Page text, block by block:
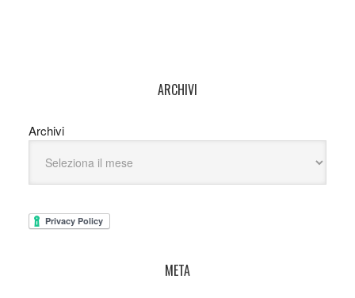
ARCHIVI
Archivi
META